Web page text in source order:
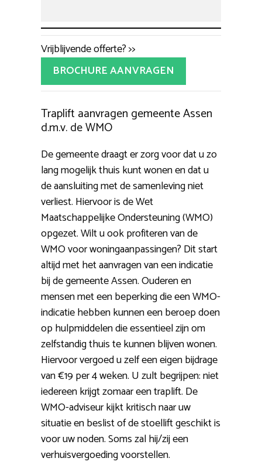
Vrijblijvende offerte? >>
BROCHURE AANVRAGEN
Traplift aanvragen gemeente Assen
d.m.v. de WMO
De gemeente draagt er zorg voor dat u zo
lang mogelijk thuis kunt wonen en dat u
de aansluiting met de samenleving niet
verliest. Hiervoor is de Wet
Maatschappelijke Ondersteuning (WMO)
opgezet. Wilt u ook profiteren van de
WMO voor woningaanpassingen? Dit start
altijd met het aanvragen van een indicatie
bij de gemeente Assen. Ouderen en
mensen met een beperking die een WMO-
indicatie hebben kunnen een beroep doen
op hulpmiddelen die essentieel zijn om
zelfstandig thuis te kunnen blijven wonen.
Hiervoor vergoed u zelf een eigen bijdrage
van €19 per 4 weken. U zult begrijpen: niet
iedereen krijgt zomaar een traplift. De
WMO-adviseur kijkt kritisch naar uw
situatie en beslist of de stoellift geschikt is
voor uw noden. Soms zal hij/zij een
verhuisvergoeding voorstellen.